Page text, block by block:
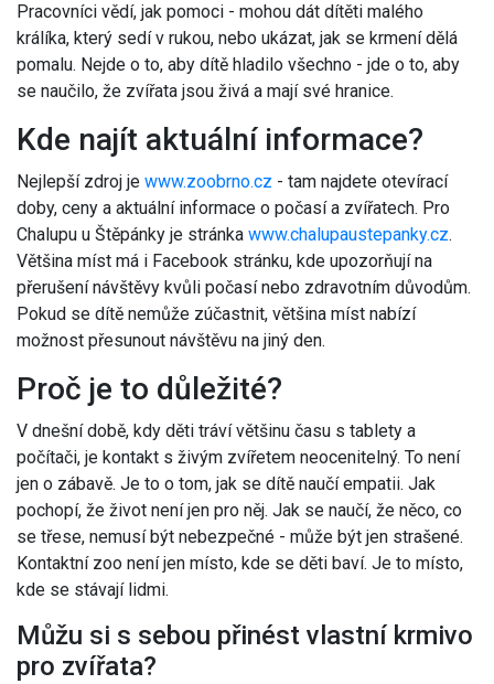
Pracovníci vědí, jak pomoci - mohou dát dítěti malého
králíka, který sedí v rukou, nebo ukázat, jak se krmení dělá
pomalu. Nejde o to, aby dítě hladilo všechno - jde o to, aby
se naučilo, že zvířata jsou živá a mají své hranice.
Kde najít aktuální informace?
Nejlepší zdroj je www.zoobrno.cz - tam najdete otevírací
doby, ceny a aktuální informace o počasí a zvířatech. Pro
Chalupu u Štěpánky je stránka www.chalupaustepanky.cz.
Většina míst má i Facebook stránku, kde upozorňují na
přerušení návštěvy kvůli počasí nebo zdravotním důvodům.
Pokud se dítě nemůže zúčastnit, většina míst nabízí
možnost přesunout návštěvu na jiný den.
Proč je to důležité?
V dnešní době, kdy děti tráví většinu času s tablety a
počítači, je kontakt s živým zvířetem neocenitelný. To není
jen o zábavě. Je to o tom, jak se dítě naučí empatii. Jak
pochopí, že život není jen pro něj. Jak se naučí, že něco, co
se třese, nemusí být nebezpečné - může být jen strašené.
Kontaktní zoo není jen místo, kde se děti baví. Je to místo,
kde se stávají lidmi.
Můžu si s sebou přinést vlastní krmivo
pro zvířata?